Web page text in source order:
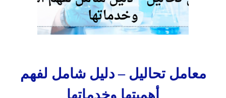
معامل تحاليل – دليل شامل لفهم